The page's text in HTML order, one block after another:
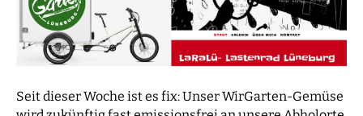
Seit dieser Woche ist es fix: Unser WirGarten-Gemüse